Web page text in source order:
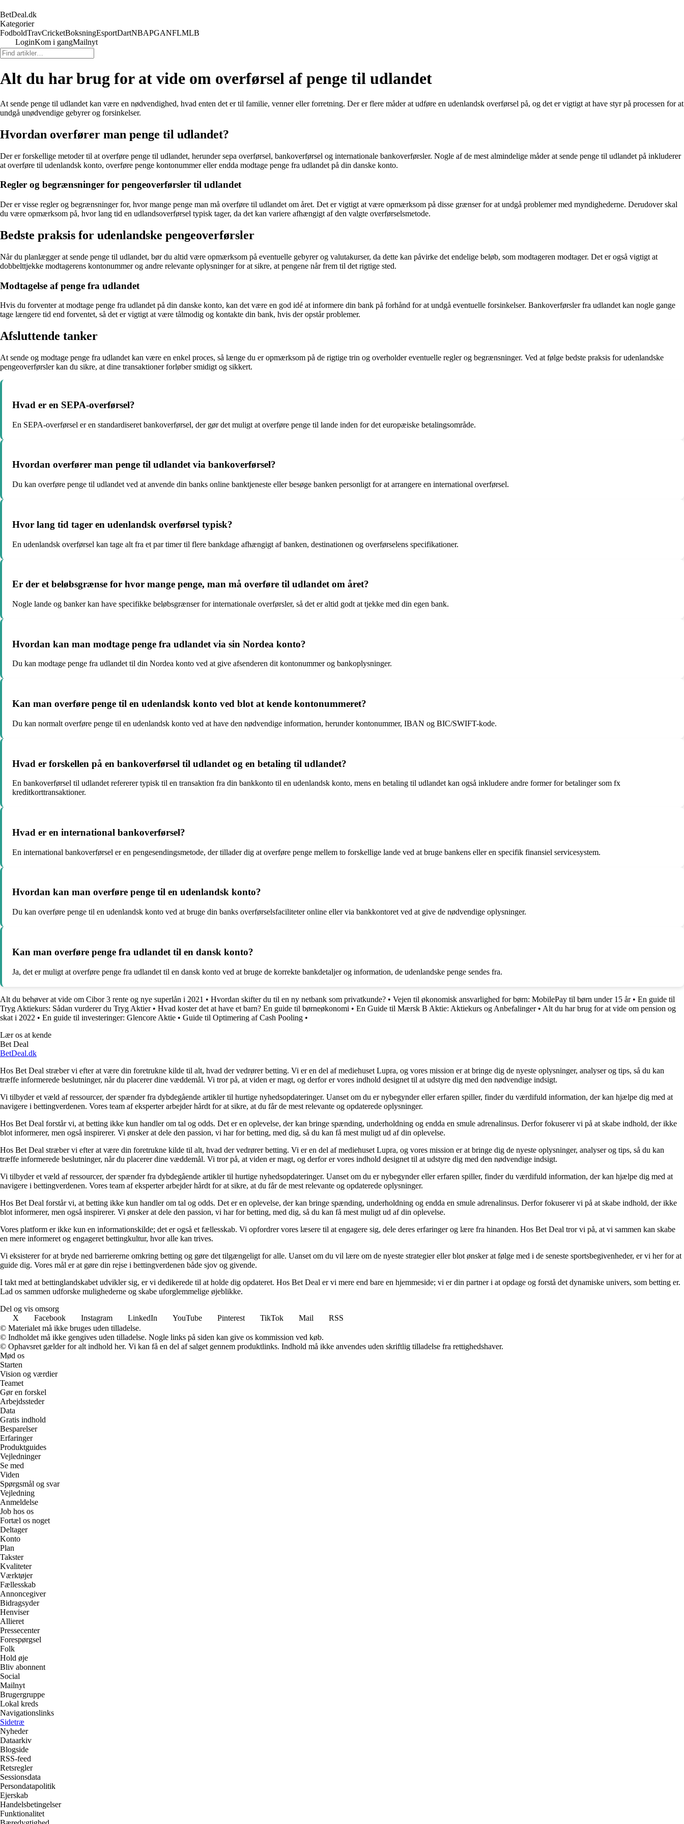
BetDeal.dk
Kategorier
FodboldTravCricketBoksningEsportDartNBAPGANFLMLB
LoginKom i gangMailnyt
Alt du har brug for at vide om overførsel af penge til udlandet
At sende penge til udlandet kan være en nødvendighed, hvad enten det er til familie, venner eller forretning. Der er flere måder at udføre en udenlandsk overførsel på, og det er vigtigt at have styr på processen for at
undgå unødvendige gebyrer og forsinkelser.
Hvordan overfører man penge til udlandet?
Der er forskellige metoder til at overføre penge til udlandet, herunder sepa overførsel, bankoverførsel og internationale bankoverførsler. Nogle af de mest almindelige måder at sende penge til udlandet på inkluderer
at overføre til udenlandsk konto, overføre penge kontonummer eller endda modtage penge fra udlandet på din danske konto.
Regler og begrænsninger for pengeoverførsler til udlandet
Der er visse regler og begrænsninger for, hvor mange penge man må overføre til udlandet om året. Det er vigtigt at være opmærksom på disse grænser for at undgå problemer med myndighederne. Derudover skal
du være opmærksom på, hvor lang tid en udlandsoverførsel typisk tager, da det kan variere afhængigt af den valgte overførselsmetode.
Bedste praksis for udenlandske pengeoverførsler
Når du planlægger at sende penge til udlandet, bør du altid være opmærksom på eventuelle gebyrer og valutakurser, da dette kan påvirke det endelige beløb, som modtageren modtager. Det er også vigtigt at
dobbelttjekke modtagerens kontonummer og andre relevante oplysninger for at sikre, at pengene når frem til det rigtige sted.
Modtagelse af penge fra udlandet
Hvis du forventer at modtage penge fra udlandet på din danske konto, kan det være en god idé at informere din bank på forhånd for at undgå eventuelle forsinkelser. Bankoverførsler fra udlandet kan nogle gange
tage længere tid end forventet, så det er vigtigt at være tålmodig og kontakte din bank, hvis der opstår problemer.
Afsluttende tanker
At sende og modtage penge fra udlandet kan være en enkel proces, så længe du er opmærksom på de rigtige trin og overholder eventuelle regler og begrænsninger. Ved at følge bedste praksis for udenlandske
pengeoverførsler kan du sikre, at dine transaktioner forløber smidigt og sikkert.
Hvad er en SEPA-overførsel?
En SEPA-overførsel er en standardiseret bankoverførsel, der gør det muligt at overføre penge til lande inden for det europæiske betalingsområde.
Hvordan overfører man penge til udlandet via bankoverførsel?
Du kan overføre penge til udlandet ved at anvende din banks online banktjeneste eller besøge banken personligt for at arrangere en international overførsel.
Hvor lang tid tager en udenlandsk overførsel typisk?
En udenlandsk overførsel kan tage alt fra et par timer til flere bankdage afhængigt af banken, destinationen og overførselens specifikationer.
Er der et beløbsgrænse for hvor mange penge, man må overføre til udlandet om året?
Nogle lande og banker kan have specifikke beløbsgrænser for internationale overførsler, så det er altid godt at tjekke med din egen bank.
Hvordan kan man modtage penge fra udlandet via sin Nordea konto?
Du kan modtage penge fra udlandet til din Nordea konto ved at give afsenderen dit kontonummer og bankoplysninger.
Kan man overføre penge til en udenlandsk konto ved blot at kende kontonummeret?
Du kan normalt overføre penge til en udenlandsk konto ved at have den nødvendige information, herunder kontonummer, IBAN og BIC/SWIFT-kode.
Hvad er forskellen på en bankoverførsel til udlandet og en betaling til udlandet?
En bankoverførsel til udlandet refererer typisk til en transaktion fra din bankkonto til en udenlandsk konto, mens en betaling til udlandet kan også inkludere andre former for betalinger som fx
kreditkorttransaktioner.
Hvad er en international bankoverførsel?
En international bankoverførsel er en pengesendingsmetode, der tillader dig at overføre penge mellem to forskellige lande ved at bruge bankens eller en specifik finansiel servicesystem.
Hvordan kan man overføre penge til en udenlandsk konto?
Du kan overføre penge til en udenlandsk konto ved at bruge din banks overførselsfaciliteter online eller via bankkontoret ved at give de nødvendige oplysninger.
Kan man overføre penge fra udlandet til en dansk konto?
Ja, det er muligt at overføre penge fra udlandet til en dansk konto ved at bruge de korrekte bankdetaljer og information, de udenlandske penge sendes fra.
Alt du behøver at vide om Cibor 3 rente og nye superlån i 2021 • Hvordan skifter du til en ny netbank som privatkunde? • Vejen til økonomisk ansvarlighed for børn: MobilePay til børn under 15 år• En guide til
Tryg Aktiekurs: Sådan vurderer du Tryg Aktier• Hvad koster det at have et barn? En guide til børneøkonomi • En Guide til Mærsk B Aktie: Aktiekurs og Anbefalinger• Alt du har brug for at vide om pension og
skat i 2022 • En guide til investeringer: Glencore Aktie • Guide til Optimering af Cash Pooling •
Lær os at kende
Bet Deal
BetDeal.dk
Hos Bet Deal stræber vi efter at være din foretrukne kilde til alt, hvad der vedrører betting. Vi er en del af mediehuset Lupra, og vores mission er at bringe dig de nyeste oplysninger, analyser og tips, så du kan
træffe informerede beslutninger, når du placerer dine væddemål. Vi tror på, at viden er magt, og derfor er vores indhold designet til at udstyre dig med den nødvendige indsigt.
Vi tilbyder et væld af ressourcer, der spænder fra dybdegående artikler til hurtige nyhedsopdateringer. Uanset om du er nybegynder eller erfaren spiller, finder du værdifuld information, der kan hjælpe dig med at
navigere i bettingverdenen. Vores team af eksperter arbejder hårdt for at sikre, at du får de mest relevante og opdaterede oplysninger.
Hos Bet Deal forstår vi, at betting ikke kun handler om tal og odds. Det er en oplevelse, der kan bringe spænding, underholdning og endda en smule adrenalinsus. Derfor fokuserer vi på at skabe indhold, der ikke
blot informerer, men også inspirerer. Vi ønsker at dele den passion, vi har for betting, med dig, så du kan få mest muligt ud af din oplevelse.
Hos Bet Deal stræber vi efter at være din foretrukne kilde til alt, hvad der vedrører betting. Vi er en del af mediehuset Lupra, og vores mission er at bringe dig de nyeste oplysninger, analyser og tips, så du kan
træffe informerede beslutninger, når du placerer dine væddemål. Vi tror på, at viden er magt, og derfor er vores indhold designet til at udstyre dig med den nødvendige indsigt.
Vi tilbyder et væld af ressourcer, der spænder fra dybdegående artikler til hurtige nyhedsopdateringer. Uanset om du er nybegynder eller erfaren spiller, finder du værdifuld information, der kan hjælpe dig med at
navigere i bettingverdenen. Vores team af eksperter arbejder hårdt for at sikre, at du får de mest relevante og opdaterede oplysninger.
Hos Bet Deal forstår vi, at betting ikke kun handler om tal og odds. Det er en oplevelse, der kan bringe spænding, underholdning og endda en smule adrenalinsus. Derfor fokuserer vi på at skabe indhold, der ikke
blot informerer, men også inspirerer. Vi ønsker at dele den passion, vi har for betting, med dig, så du kan få mest muligt ud af din oplevelse.
Vores platform er ikke kun en informationskilde; det er også et fællesskab. Vi opfordrer vores læsere til at engagere sig, dele deres erfaringer og lære fra hinanden. Hos Bet Deal tror vi på, at vi sammen kan skabe
en mere informeret og engageret bettingkultur, hvor alle kan trives.
Vi eksisterer for at bryde ned barriererne omkring betting og gøre det tilgængeligt for alle. Uanset om du vil lære om de nyeste strategier eller blot ønsker at følge med i de seneste sportsbegivenheder, er vi her for at
guide dig. Vores mål er at gøre din rejse i bettingverdenen både sjov og givende.
I takt med at bettinglandskabet udvikler sig, er vi dedikerede til at holde dig opdateret. Hos Bet Deal er vi mere end bare en hjemmeside; vi er din partner i at opdage og forstå det dynamiske univers, som betting er.
Lad os sammen udforske mulighederne og skabe uforglemmelige øjeblikke.
Del og vis omsorg
X
Facebook Instagram LinkedIn YouTube Pinterest TikTok Mail
RSS
© Materialet må ikke bruges uden tilladelse.
© Indholdet må ikke gengives uden tilladelse. Nogle links på siden kan give os kommission ved køb.
© Ophavsret gælder for alt indhold her. Vi kan få en del af salget gennem produktlinks. Indhold må ikke anvendes uden skriftlig tilladelse fra rettighedshaver.
Mød os
Starten
Vision og værdier
Teamet
Gør en forskel
Arbejdssteder
Data
Gratis indhold
Besparelser
Erfaringer
Produktguides
Vejledninger
Se med
Viden
Spørgsmål og svar
Vejledning
Anmeldelse
Job hos os
Fortæl os noget
Deltager
Konto
Plan
Takster
Kvaliteter
Værktøjer
Fællesskab
Annoncegiver
Bidragsyder
Henviser
Allieret
Pressecenter
Forespørgsel
Folk
Hold øje
Bliv abonnent
Social
Mailnyt
Brugergruppe
Lokal kreds
Navigationslinks
Sidetræ
Nyheder
Dataarkiv
Blogside
RSS-feed
Retsregler
Sessionsdata
Persondatapolitik
Ejerskab
Handelsbetingelser
Funktionalitet